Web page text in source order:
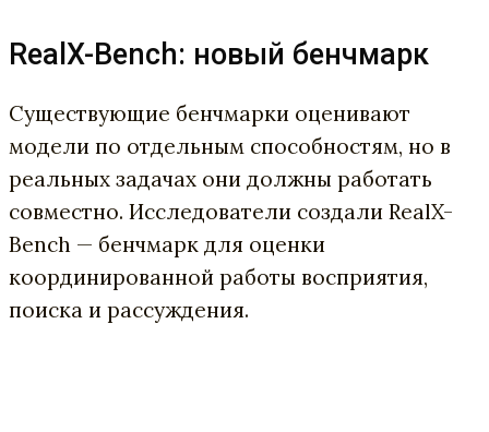
RealX-Bench: новый бенчмарк
Существующие бенчмарки оценивают
модели по отдельным способностям, но в
реальных задачах они должны работать
совместно. Исследователи создали RealX-
Bench — бенчмарк для оценки
координированной работы восприятия,
поиска и рассуждения.